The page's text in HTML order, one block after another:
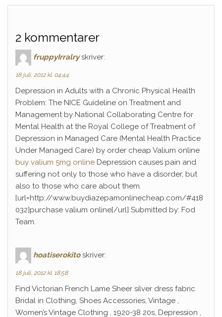
2 kommentarer
fruppyIrralry skriver:
18 juli, 2012 kl. 04:44
Depression in Adults with a Chronic Physical Health
Problem: The NICE Guideline on Treatment and
Management by National Collaborating Centre for
Mental Health at the Royal College of Treatment of
Depression in Managed Care (Mental Health Practice
Under Managed Care) by order cheap Valium online
buy valium 5mg online Depression causes pain and
suffering not only to those who have a disorder, but
also to those who care about them.
[url=http://www.buydiazepamonlinecheap.com/#418
032]purchase valium online[/url] Submitted by: Fod
Team.
hoatiserokito skriver:
18 juli, 2012 kl. 18:58
Find Victorian French Lame Sheer silver dress fabric
Bridal in Clothing, Shoes Accessories, Vintage ,
Women’s Vintage Clothing , 1920-38 20s, Depression ,